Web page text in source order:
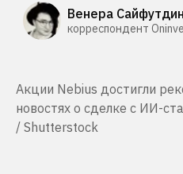
Венера
корреспондент
Акции Nebius достигли
новостях о сделке с ИИ-
/ Shutterstock